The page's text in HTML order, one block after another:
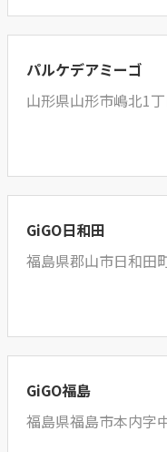
パルケデアミーゴ
山形県山形市嶋北1
GiGO日和田
福島県郡山市日和田
GiGO福島
福島県福島市本内字